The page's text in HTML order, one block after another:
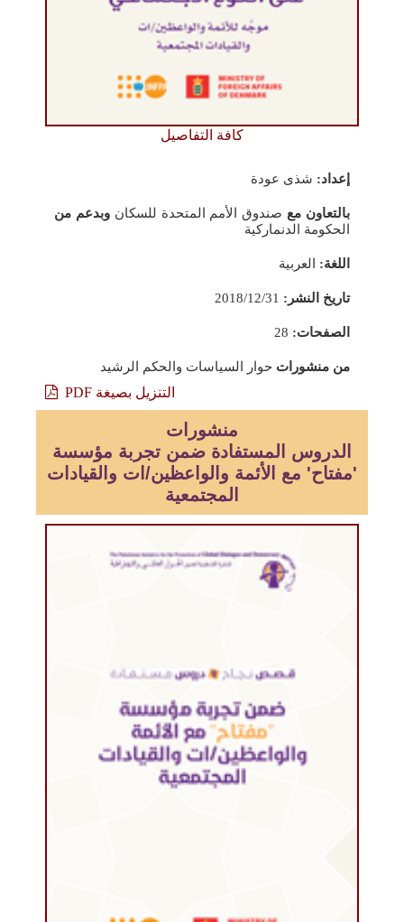
كافة التفاصيل
إعداد: شذى عودة
بالتعاون مع صندوق الأمم المتحدة للسكانوبدعم من
الحكومة الدنماركية
اللغة: العربية
تاريخ النشر:
الصفحات:
من منشورات حوار السياسات والحكم الرشيد
التنزيل بصيغة PDF
منشورات
الدروس المستفادة ضمن تجربة مؤسسة
'مفتاح' مع الأئمة والواعظين/ات والقيادات
المجتمعية